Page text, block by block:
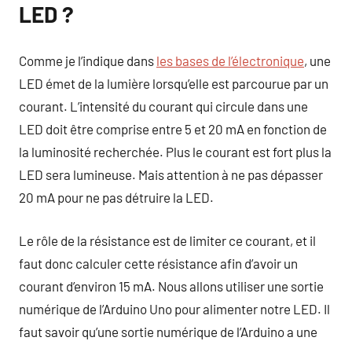
LED ?
Comme je l’indique dans les bases de l’électronique, une
LED émet de la lumière lorsqu’elle est parcourue par un
courant. L’intensité du courant qui circule dans une
LED doit être comprise entre 5 et 20 mA en fonction de
la luminosité recherchée. Plus le courant est fort plus la
LED sera lumineuse. Mais attention à ne pas dépasser
20 mA pour ne pas détruire la LED.
Le rôle de la résistance est de limiter ce courant, et il
faut donc calculer cette résistance afin d’avoir un
courant d’environ 15 mA. Nous allons utiliser une sortie
numérique de l’Arduino Uno pour alimenter notre LED. Il
faut savoir qu’une sortie numérique de l’Arduino a une